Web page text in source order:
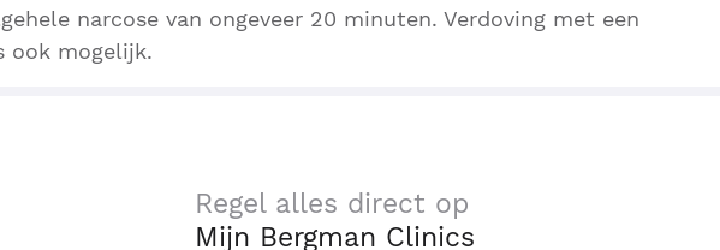
narcose van ongeveer 20 minuten. Verdoving met een
ook mogelijk.
Regel alles direct op
Mijn Bergman Clinics